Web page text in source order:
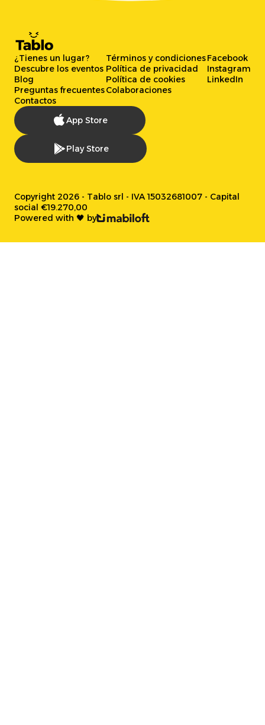
¿Tienes un lugar?
Descubre los eventos
Blog
Preguntas frecuentes
Contactos
Términos y condiciones
Política de privacidad
Política de cookies
Colaboraciones
Facebook
Instagram
LinkedIn
App Store
Play Store
Copyright 2026 - Tablo srl - IVA 15032681007 - Capital
social €19.270,00
Powered with 🖤 by